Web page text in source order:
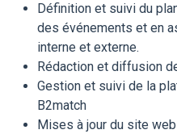
Définition et suivi du
des événements et en
interne et externe.
Rédaction et diffusion
Gestion et suivi de la
B2match
Mises à jour du site web